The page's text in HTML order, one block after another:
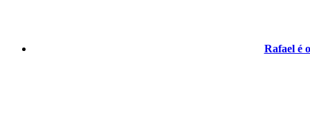
Rafael é